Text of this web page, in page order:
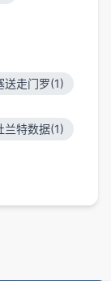
送走门罗(1)
兰特数据(1)